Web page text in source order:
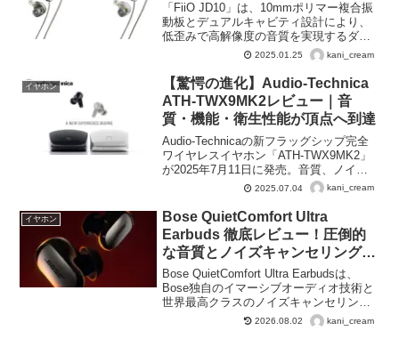
「FiiO JD10」は、10mmポリマー複合振
動板とデュアルキャビティ設計により、
低歪みで高解像度の音質を実現するダイ
ナミックドライバー型イヤホンです。
Type-Cモデルには独立DSPチップを搭載
し、384kHz/24bitのハイレゾ音源や6種類
の音質プリセットに対応。軽量設計で快
適な装着感を提供し、エントリーモデル
ながら本格的なHiFiサウンドを楽しめま
す。
2025.01.25 kani_cream
イヤホン
【驚愕の進化】Audio-Technica
ATH‑TWX9MK2レビュー｜音
質・機能・衛生性能が頂点へ到達
Audio-Technicaの新フラッグシップ完全
ワイヤレスイヤホン「ATH-TWX9MK2」
が2025年7月11日に発売。音質、ノイキ
ャン、除菌、アプリ機能すべてを強化し
2025.07.04 kani_cream
イヤホン
Bose QuietComfort Ultra
Earbuds 徹底レビュー！圧倒的
な音質とノイズキャンセリングを
体感
Bose QuietComfort Ultra Earbudsは、
Bose独自のイマーシブオーディオ技術と
世界最高クラスのノイズキャンセリング
を搭載したフラグシップイヤホン。最大
24時間の再生時間、快適で安定したフィ
2026.08.02 kani_cream